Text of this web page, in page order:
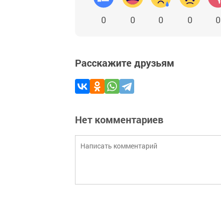
0 0 0 0 0
Расскажите друзьям
Нет комментариев